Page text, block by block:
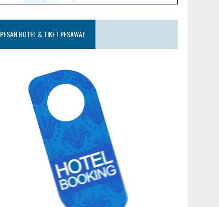
PESAN HOTEL & TIKET PESAWAT